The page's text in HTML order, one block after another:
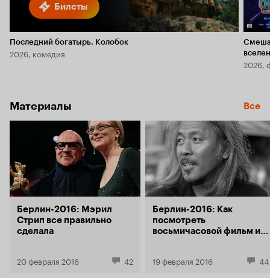
Билеты
Последний богатырь. Колобок
2026, комедия
2026,
Материалы Все
Берлин-2016: Мэрил
Стрип все правильно
сделала
20 февраля 2016 42
Берлин-2016: Как
посмотреть
восьмичасовой фильм и
19 февраля 2016 44